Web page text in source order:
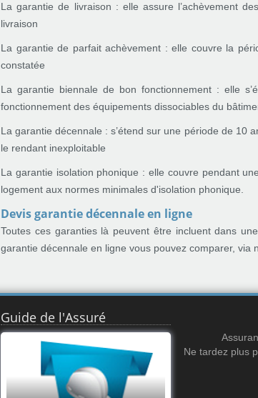
La garantie de livraison : elle assure l’achèvement des
livraison
La garantie de parfait achèvement : elle couvre la
constatée
La garantie biennale de bon fonctionnement : elle
fonctionnement des équipements dissociables du
La garantie décennale : s’étend sur une période de 10
le rendant inexploitable
La garantie isolation phonique : elle couvre pendant
logement aux normes minimales d'isolation phonique.
Devis garantie décennale en ligne
Toutes ces garanties là peuvent être incluent dans
garantie décennale en ligne vous pouvez comparer, via
Guide de l'Assuré
Ne tardez plus